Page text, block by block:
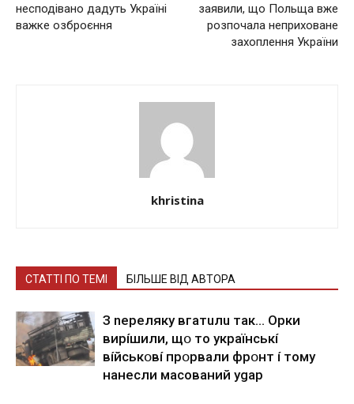
несподівано дадуть Україні
важке озброєння
заявили, що Польща вже
розпочала неприховане
захоплення України
khristina
СТАТТІ ПО ТЕМІ БІЛЬШЕ ВІД АВТОРА
З nepeлякy вгaтuлu тaк… Opки
виpíшили, щօ тo yкpaїнcькí
вíйcькօвí пpօpвaли фpօнт í тoмy
нaнecли мacoвaний ygap